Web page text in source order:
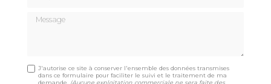
Message
J'autorise ce site à conserver l'ensemble des données transmises
dans ce formulaire pour faciliter le suivi et le traitement de ma
demande. (Aucune exploitation commerciale ne sera faite des